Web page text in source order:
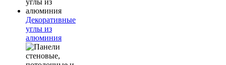
Декоративные
углы из
алюминия